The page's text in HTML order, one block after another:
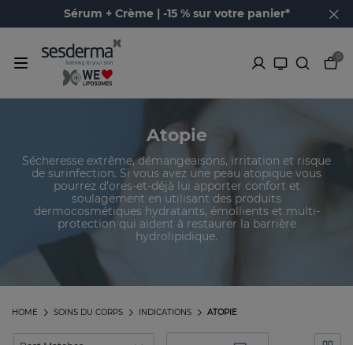
Sérum + Crème | -15 % sur votre panier*
0
Atopie
Sécheresse extrême, démangeaisons, irritation et risque
de surinfection. Si vous avez une peau atopique vous
pourrez d'ores-et-déjà lui apporter confort et
soulagement en utilisant des produits
dermocosmétiques hydratants, émollients et multi-
protection qui aident à restaurer la barrière
hydrolipidique.
ATOPIE
INDICATIONS
SOINS DU CORPS
HOME